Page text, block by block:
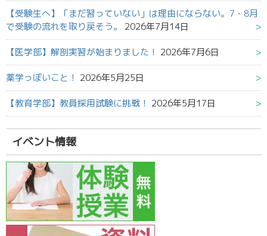
【受験生へ】「まだ習っていない」は理由にならない。7・8月
で受験の流れを取り戻そう。
2026年7月14日
【医学部】解剖実習が始まりました！ 2026年7月6日
薬学っぽいこと！ 2026年5月25日
【教育学部】教員採用試験に挑戦！ 2026年5月17日
イベント情報